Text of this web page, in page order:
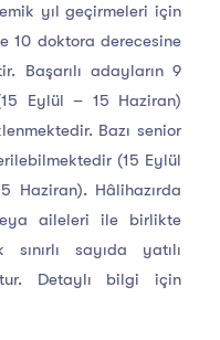
yıl geçirmeleri için
10 doktora derecesine
Başarılı adayların 9
Eylül – 15 Haziran)
Bazı senior
(15 Eylül
Hâlihazırda
aileleri ile birlikte
sayıda yatılı
Detaylı bilgi için